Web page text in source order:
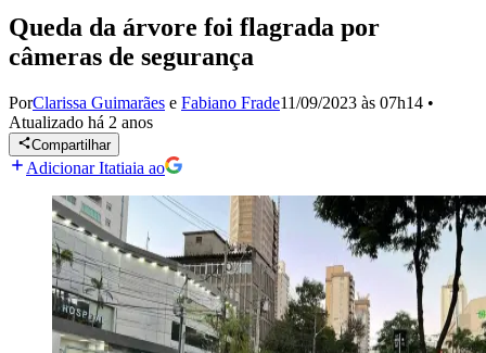
Queda da árvore foi flagrada por
câmeras de segurança
PorClarissa Guimarães e Fabiano Frade11/09/2023 às 07h14 •
Atualizado há 2 anos
Compartilhar
Adicionar Itatiaia ao